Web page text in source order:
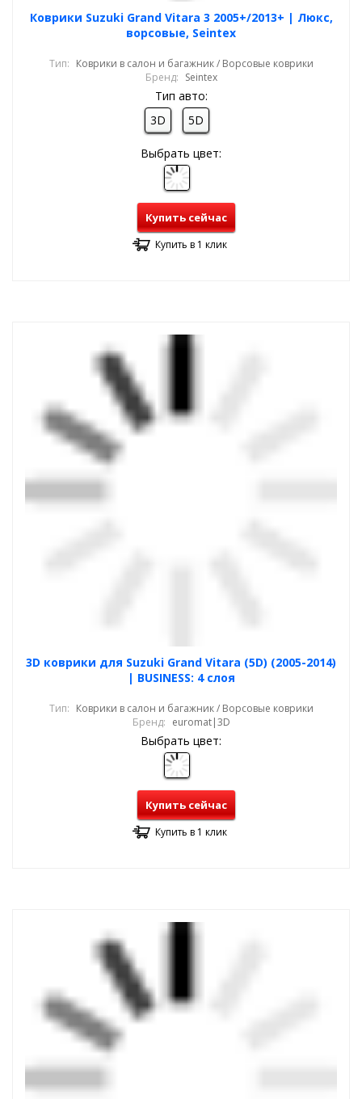
Коврики Suzuki Grand Vitara 3 2005+/2013+ | Люкс,
ворсовые, Seintex
Тип: Коврики в салон и багажник / Ворсовые коврики
Бренд: Seintex
Тип авто:
3D
5D
Выбрать цвет:
Купить сейчас
Купить в 1 клик
3D коврики для Suzuki Grand Vitara (5D) (2005-2014)
| BUSINESS: 4 слоя
Тип: Коврики в салон и багажник / Ворсовые коврики
Бренд: euromat|3D
Выбрать цвет:
Купить сейчас
Купить в 1 клик